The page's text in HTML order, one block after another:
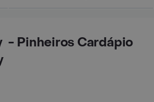
- Pinheiros Cardápio